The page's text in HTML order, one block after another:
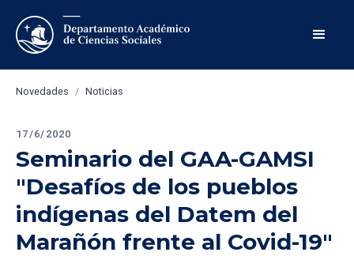
Novedades / Noticias
17/6/2020
Seminario del GAA-GAMSI
"Desafíos de los pueblos
indígenas del Datem del
Marañón frente al Covid-19"